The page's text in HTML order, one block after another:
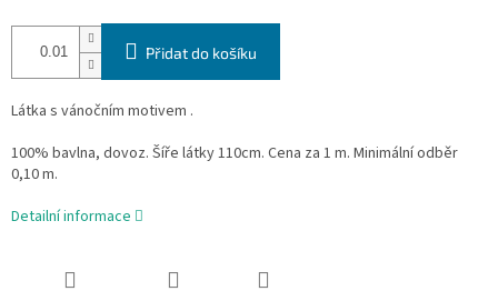
Přidat do košíku
Látka s vánočním motivem .
100% bavlna, dovoz. Šíře látky 110cm. Cena za 1 m. Minimální odběr
0,10 m.
Detailní informace